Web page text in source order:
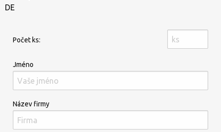
DE
Počet ks:
Jméno
Název firmy